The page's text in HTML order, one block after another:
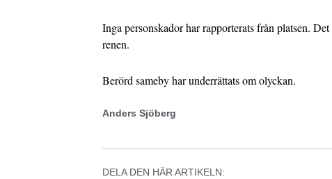
Inga personskador har rapporterats från platsen.
renen.
Berörd sameby har underrättats om olyckan.
Anders Sjöberg
DELA DEN HÄR ARTIKELN: